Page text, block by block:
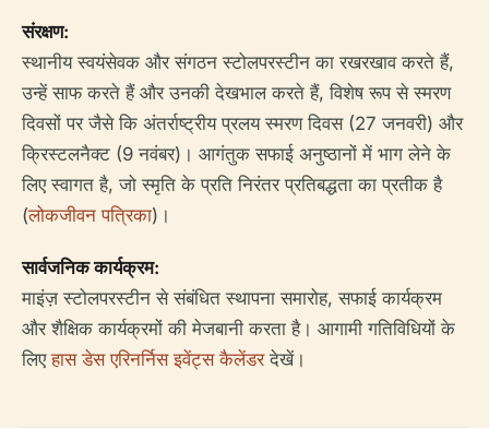
संरक्षण:
स्थानीय स्वयंसेवक और संगठन स्टोलपरस्टीन का रखरखाव करते हैं,
उन्हें साफ करते हैं और उनकी देखभाल करते हैं, विशेष रूप से स्मरण
दिवसों पर जैसे कि अंतर्राष्ट्रीय प्रलय स्मरण दिवस (27 जनवरी) और
क्रिस्टलनैक्ट (9 नवंबर)। आगंतुक सफाई अनुष्ठानों में भाग लेने के
लिए स्वागत है, जो स्मृति के प्रति निरंतर प्रतिबद्धता का प्रतीक है
(लोकजीवन पत्रिका)।
सार्वजनिक कार्यक्रम:
माइंज़ स्टोलपरस्टीन से संबंधित स्थापना समारोह, सफाई कार्यक्रम
और शैक्षिक कार्यक्रमों की मेजबानी करता है। आगामी गतिविधियों के
लिएहास डेस एरिनर्निस इवेंट्स कैलेंडरदेखें।